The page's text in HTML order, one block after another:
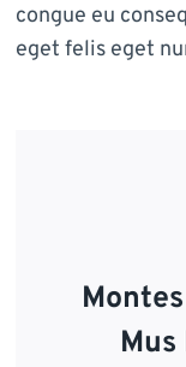
congue eu
eget felis eget